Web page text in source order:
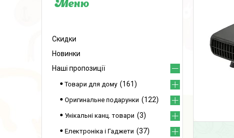
Скидки
Новинки
Наші пропозиції
Товари для дому 161
Оригинальне подарунки 122
Унікальні канц. товари 3
Електроніка і Гаджети 37